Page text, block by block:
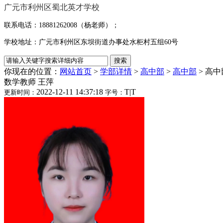
广元市利州区蜀北英才学校
联系电话： 18881262008（杨老师）；
学校地址：广元市利州区东坝街道办事处水柜村五组60号
你现在的位置： 网站首页 > 学部详情 > 高中部 > 高中部 > 高中
数学教师 王萍
更新时间： 2022-12-11 14:37:18 字号： T|T